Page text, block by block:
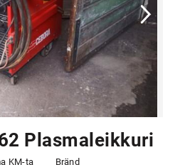
Plasmaleikkuri
KM-ta Bränd